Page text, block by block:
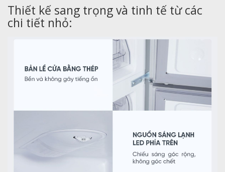
Thiết kế sang trọng và tinh tế từ các
chi tiết nhỏ: